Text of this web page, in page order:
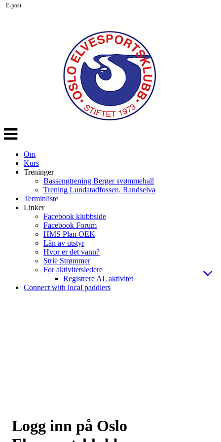
Veksle
navigasjon
Om
Kurs
Treninger
Bassengtrening Berger svømmehall
Trening Lundatadfossen, Randselva
Terminliste
Linker
Facebook klubbside
Facebook Forum
HMS Plan OEK
Lån av utstyr
Hvor er det vann?
Strie Strømmer
For aktivitetsledere
Registrere AL aktivitet
Connect with local paddlers
Logg inn på Oslo
E-post